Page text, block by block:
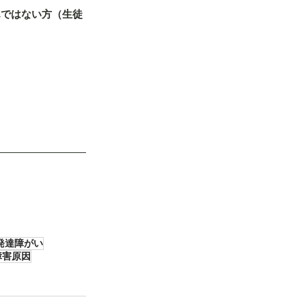
はない方（生徒
達障がい
原因